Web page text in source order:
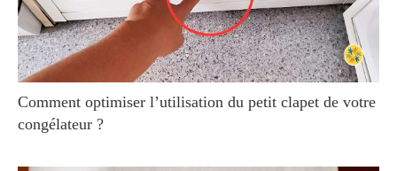
Comment optimiser l’utilisation du petit clapet de votre
congélateur ?